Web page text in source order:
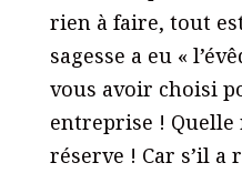
rien à faire, tout
sagesse a eu «
vous avoir choisi
entreprise ! Quelle
réserve ! Car s’il a